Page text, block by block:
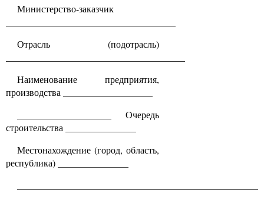
Министерство-заказчик
Отрасль (подотрасль)
Наименование предприятия,
производства ___________________
____________________ Очередь
строительства _______________
Местонахождение (город, область,
республика) _______________